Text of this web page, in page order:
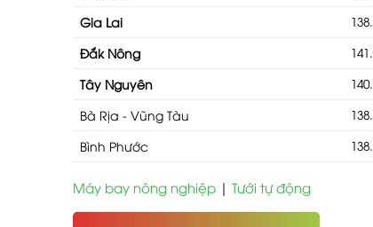
Gia Lai
Đắk Nông
Tây Nguyên
Bà Rịa - Vũng Tàu
Bình Phước
Máy bay nông nghiệp | Tưới tự động